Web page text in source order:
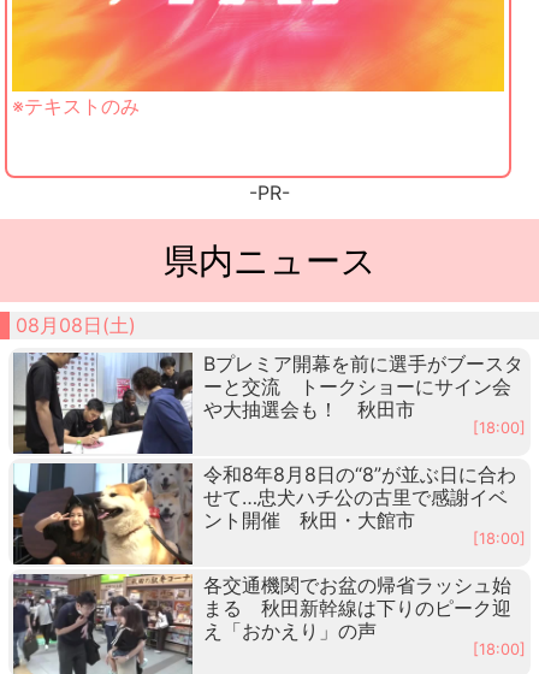
※テキストのみ
-PR-
県内ニュース
08月08日(土)
Bプレミア開幕を前に選手がブースタ
ーと交流 トークショーにサイン会
や大抽選会も！ 秋田市
[18:00]
令和8年8月8日の“8”が並ぶ日に合わ
せて…忠犬ハチ公の古里で感謝イベ
ント開催 秋田・大館市
[18:00]
各交通機関でお盆の帰省ラッシュ始
まる 秋田新幹線は下りのピーク迎
え「おかえり」の声
[18:00]